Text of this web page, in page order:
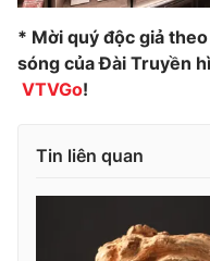
* Mời quý độc giả
sóng của Đài Truyền
VTVGo!
Tin liên quan